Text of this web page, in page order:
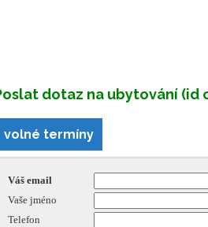
dotaz na ubytování (id
volné termíny